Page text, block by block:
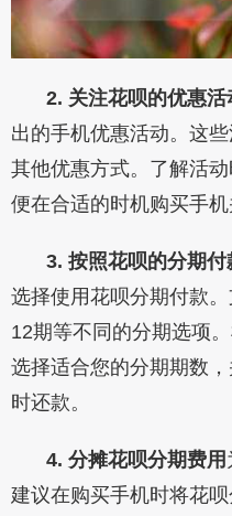
2. 关注花呗的优惠活
出的手机优惠活动。这
其他优惠方式。了解活
便在合适的时机购买手机
3. 按照花呗的分期
选择使用花呗分期付款
12期等不同的分期选项
选择适合您的分期期数
时还款。
4. 分摊花呗分期费用
建议在购买手机时将花